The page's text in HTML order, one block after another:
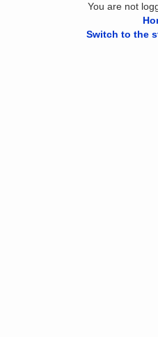
You are not
Switch to the